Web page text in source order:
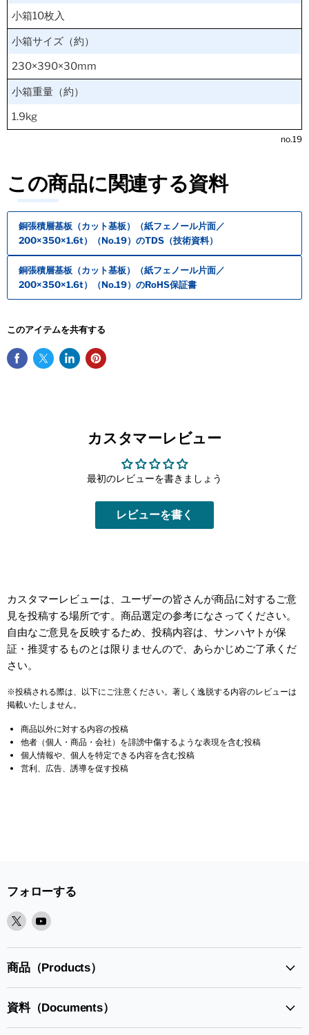
小箱10枚入
小箱サイズ（約）
230×390×30mm
小箱重量（約）
1.9kg
no.19
この商品に関連する資料
銅張積層基板（カット基板）（紙フェノール片面／
200×350×1.6t）（No.19）のTDS（技術資料）
銅張積層基板（カット基板）（紙フェノール片面／
200×350×1.6t）（No.19）のRoHS保証書
このアイテムを共有する
カスタマーレビュー
最初のレビューを書きましょう
レビューを書く
カスタマーレビューは、ユーザーの皆さんが商品に対するご意
見を投稿する場所です。商品選定の参考になさってください。
自由なご意見を反映するため、投稿内容は、サンハヤトが保
証・推奨するものとは限りませんので、あらかじめご了承くだ
さい。
※投稿される際は、以下にご注意ください。著しく逸脱する内容のレビューは
掲載いたしません。
商品以外に対する内容の投稿
他者（個人・商品・会社）を誹謗中傷するような表現を含む投稿
個人情報や、個人を特定できる内容を含む投稿
営利、広告、誘導を促す投稿
フォローする
X
見
つ
く
Youtube
見
つ
く
商品（Products）
資料（Documents）